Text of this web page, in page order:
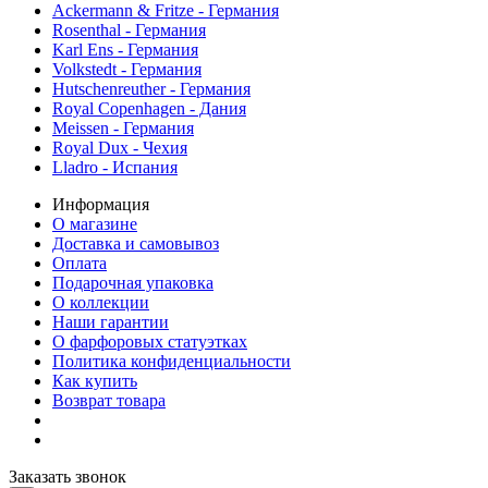
Ackermann & Fritze - Германия
Rosenthal - Германия
Karl Ens - Германия
Volkstedt - Германия
Hutschenreuther - Германия
Royal Copenhagen - Дания
Meissen - Германия
Royal Dux - Чехия
Lladro - Испания
Информация
О магазине
Доставка и самовывоз
Оплата
Подарочная упаковка
О коллекции
Наши гарантии
О фарфоровых статуэтках
Политика конфиденциальности
Как купить
Возврат товара
Заказать звонок